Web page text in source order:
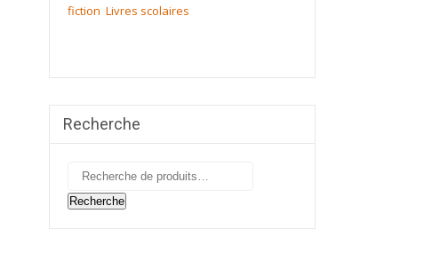
fiction Livres scolaires
Recherche
Recherche
pour :
Recherche